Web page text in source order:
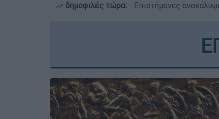
δημοφιλές τώρα: Επιστήμονες